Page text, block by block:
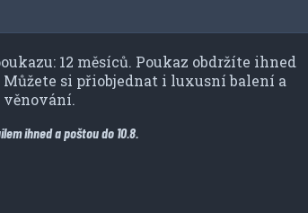
12 měsíců. Poukaz obdržíte ihned
si přiobjednat i luxusní balení a
ihned a poštou do 10.8.